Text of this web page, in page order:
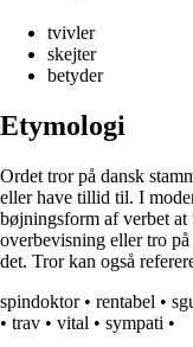
tvivler
skejter
betyder
Etymologi
Ordet tror på dansk
eller have tillid til. I
bøjningsform af verbet
overbevisning eller tro
det. Tror kan også
spindoktor• rentabel •
• trav • vital • sympati •